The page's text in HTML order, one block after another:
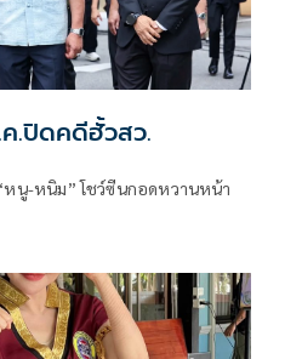
.อนุทินปึ้ก! ส.ค.ปิดคดีฮั้วสว.
หนู-หนิม” โชว์ซีนกอดหวานหน้า